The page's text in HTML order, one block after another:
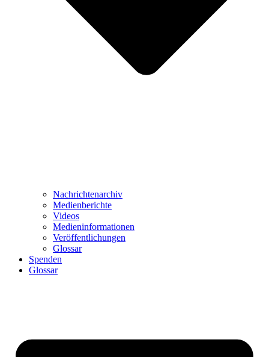
Nachrichtenarchiv
Medienberichte
Videos
Medieninformationen
Veröffentlichungen
Glossar
Spenden
Glossar